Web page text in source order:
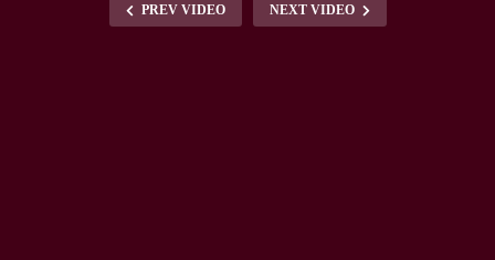
PREV VIDEO NEXT VIDEO